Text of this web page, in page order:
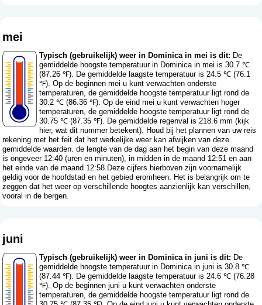
mei
Typisch (gebruikelijk) weer in Dominica in mei is dit: De
gemiddelde hoogste temperatuur in Dominica in mei is 30.7 ℃
(87.26 ℉). De gemiddelde laagste temperatuur is 24.5 ℃ (76.1
℉). Op de beginnen mei u kunt verwachten onderste
temperaturen, de gemiddelde hoogste temperatuur ligt rond de
30.2 ℃ (86.36 ℉). Op de eind mei u kunt verwachten hoger
temperaturen, de gemiddelde hoogste temperatuur ligt rond de
30.75 ℃ (87.35 ℉). De gemiddelde regenval is 218.6 mm (kijk
hier, wat dit nummer betekent). Houd bij het plannen van uw reis
rekening met het feit dat het werkelijke weer kan afwijken van deze
gemiddelde waarden. de lengte van de dag aan het begin van deze maand
is ongeveer 12:40 (uren en minuten), in midden in de maand 12:51 en aan
het einde van de maand 12:58.Deze cijfers hierboven zijn voornamelijk
geldig voor de hoofdstad en het gebied eromheen. Het is belangrijk om te
zeggen dat het weer op verschillende hoogtes aanzienlijk kan verschillen,
vooral in de bergen.
juni
Typisch (gebruikelijk) weer in Dominica in juni is dit: De
gemiddelde hoogste temperatuur in Dominica in juni is 30.8 ℃
(87.44 ℉). De gemiddelde laagste temperatuur is 24.6 ℃ (76.28
℉). Op de beginnen juni u kunt verwachten onderste
temperaturen, de gemiddelde hoogste temperatuur ligt rond de